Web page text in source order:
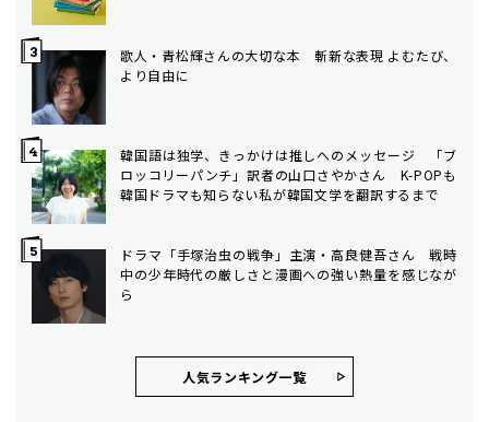
歌人・青松輝さんの大切な本 斬新な表現 よむたび、
より自由に
韓国語は独学、きっかけは推しへのメッセージ 「ブ
ロッコリーパンチ」訳者の山口さやかさん K-POPも
韓国ドラマも知らない私が韓国文学を翻訳するまで
ドラマ「手塚治虫の戦争」主演・高良健吾さん 戦時
中の少年時代の厳しさと漫画への強い熱量を感じなが
ら
人気ランキング⼀覧